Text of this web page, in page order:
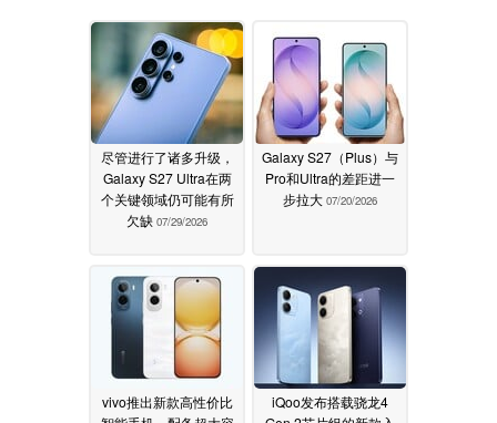
尽管进行了诸多升级，
Galaxy S27 Ultra在两
个关键领域仍可能有所
欠缺 07/29/2026
Galaxy S27（Plus）与
Pro和Ultra的差距进一
步拉大 07/20/2026
vivo推出新款高性价比
iQoo发布搭载骁龙4